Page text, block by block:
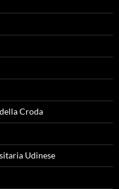
Croda
Udinese